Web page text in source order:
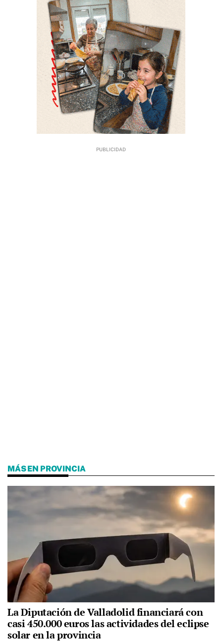
MÁS EN PROVINCIA
La Diputación de Valladolid financiará con
casi 450.000 euros las actividades del eclipse
solar en la provincia